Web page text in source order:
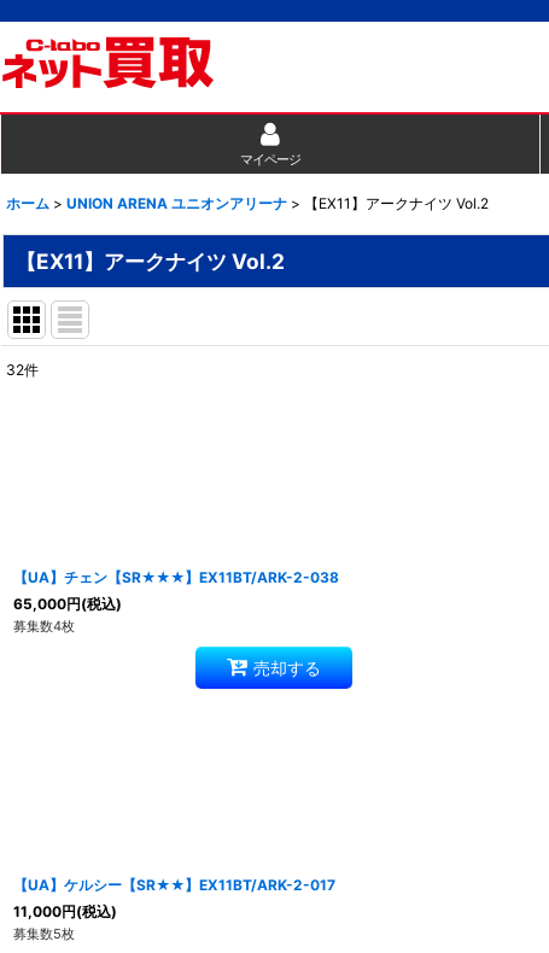
マイページ
ホーム > UNION ARENA ユニオンアリーナ > 【EX11】アークナイツ Vol.2
【EX11】アークナイツ Vol.2
32件
【UA】チェン【SR★★★】EX11BT/ARK-2-038
65,000円(税込)
募集数4枚
売却する
【UA】ケルシー【SR★★】EX11BT/ARK-2-017
11,000円(税込)
募集数5枚